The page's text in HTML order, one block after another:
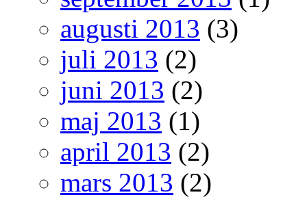
augusti 2013 (3)
juli 2013 (2)
juni 2013 (2)
maj 2013 (1)
april 2013 (2)
mars 2013 (2)